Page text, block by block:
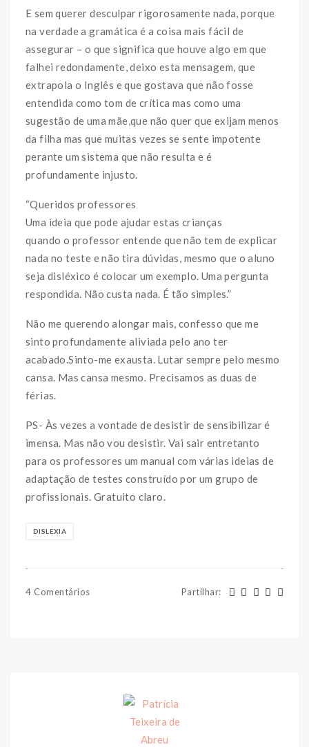
E sem querer desculpar rigorosamente nada, porque
na verdade a gramática é a coisa mais fácil de
assegurar – o que significa que houve algo em que
falhei redondamente, deixo esta mensagem, que
extrapola o Inglês e que gostava que não fosse
entendida como tom de crítica mas como uma
sugestão de uma mãe,que não quer que exijam menos
da filha mas que muitas vezes se sente impotente
perante um sistema que não resulta e é
profundamente injusto.
“Queridos professores
Uma ideia que pode ajudar estas crianças
quando o professor entende que não tem de explicar
nada no teste e não tira dúvidas, mesmo que o aluno
seja disléxico é colocar um exemplo. Uma pergunta
respondida. Não custa nada. É tão simples.”
Não me querendo alongar mais, confesso que me
sinto profundamente aliviada pelo ano ter
acabado.Sinto-me exausta. Lutar sempre pelo mesmo
cansa. Mas cansa mesmo. Precisamos as duas de
férias.
PS- Às vezes a vontade de desistir de sensibilizar é
imensa. Mas não vou desistir. Vai sair entretanto
para os professores um manual com várias ideias de
adaptação de testes construído por um grupo de
profissionais. Gratuito claro.
DISLEXIA
4 Comentários Partilhar: